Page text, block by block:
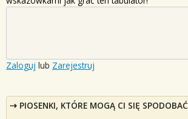
Zaloguj lub Zarejestruj
PIOSENKI, KTÓRE MOGĄ CI SIĘ SPODOBAĆ